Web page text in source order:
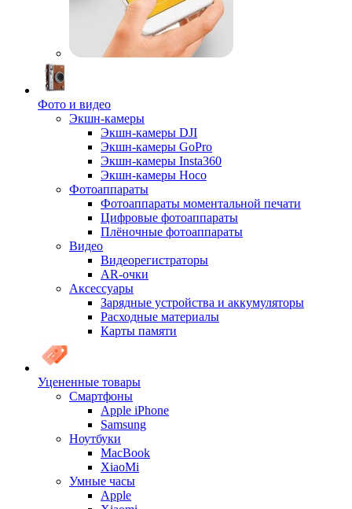
Фото и видео
Экшн-камеры
Экшн-камеры DJI
Экшн-камеры GoPro
Экшн-камеры Insta360
Экшн-камеры Hoco
Фотоаппараты
Фотоаппараты моментальной печати
Цифровые фотоаппараты
Плёночные фотоаппараты
Видео
Видеорегистраторы
AR-очки
Аксессуары
Зарядные устройства и аккумуляторы
Расходные материалы
Карты памяти
Уцененные товары
Cмартфоны
Apple iPhone
Samsung
Ноутбуки
MacBook
XiaoMi
Умные часы
Apple